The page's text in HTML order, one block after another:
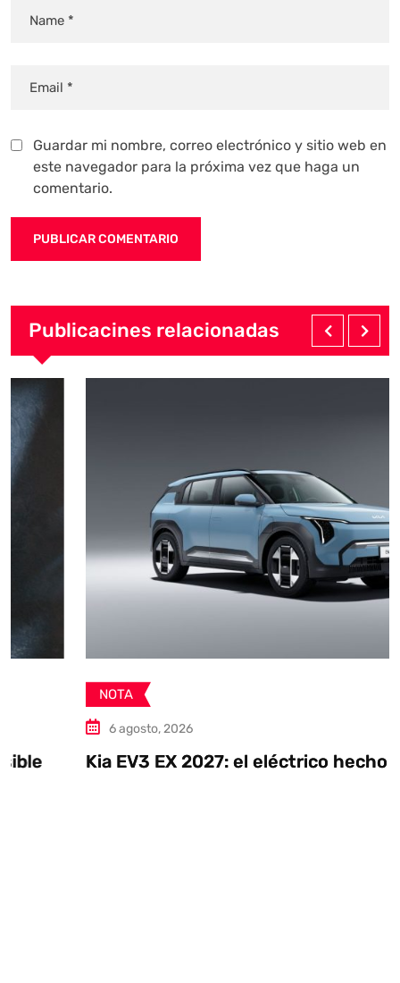
Guardar mi nombre, correo electrónico y sitio web en
este navegador para la próxima vez que haga un
comentario.
Publicacines relacionadas
6 agosto, 2026
Kia EV3 EX 2027: el eléctrico hecho en